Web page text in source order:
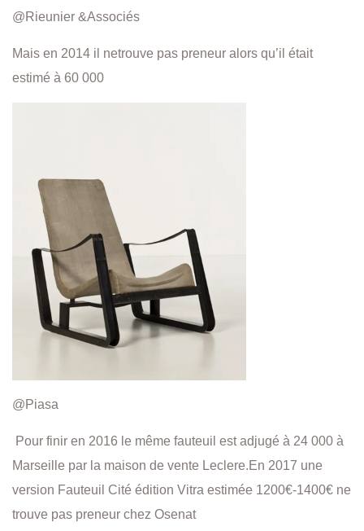
@Rieunier &Associés
Mais en 2014 il netrouve pas preneur alors qu’il était
estimé à 60 000
@Piasa
Pour finir en 2016 le même fauteuil est adjugé à 24 000 à
Marseille par la maison de vente Leclere.En 2017 une
version Fauteuil Cité édition Vitra estimée 1200€-1400€ ne
trouve pas preneur chez Osenat